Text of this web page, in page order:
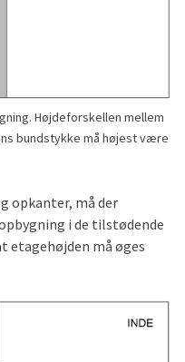
Højdeforskellen mellem
bundstykke må højest være
opkanter, må der
i de tilstødende
etagehøjden må øges